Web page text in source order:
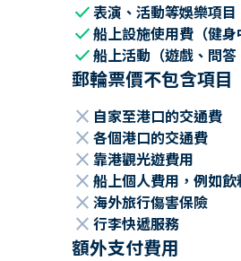
check表演、活動等娛樂項目
check船上設施使用費（健身
check船上活動（遊戲、問答
郵輪票價不包含項目
close 自家至港口的交通費
close 各個港口的交通費
close 靠港觀光遊費用
close 船上個人費用，例如
close 海外旅行傷害保險
close 行李快遞服務
額外支付費用